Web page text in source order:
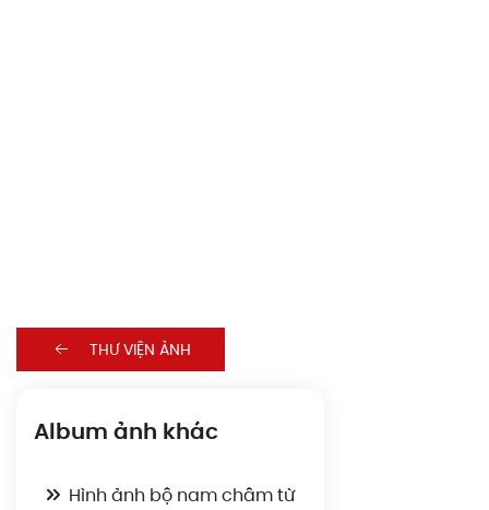
THƯ VIỆN ẢNH
Album ảnh khác
Hình ảnh bộ nam châm từ